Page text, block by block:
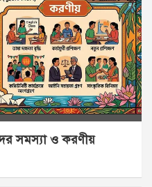
সমস্যা ও করণীয়